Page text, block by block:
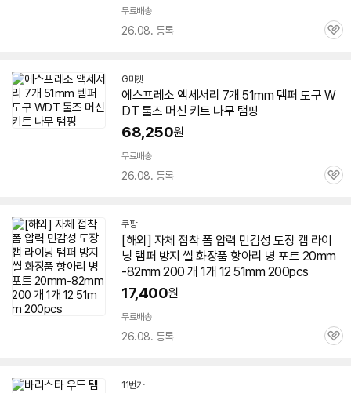
무료배송
26.08. 등록
관
G마켓
에스프레소 액세서리 7개 51mm 템퍼 도구 W
DT 툴즈 머신 키트 나무 탬핑
68,250원
무료배송
26.08. 등록
관
쿠팡
[해외] 자체 접착 폼 압력 민감성 도장 캡 라이
닝 탬퍼 방지 씰 화장품 항아리 병 포트 20mm
-82mm 200 개 1개 12 51mm 200pcs
17,400원
무료배송
26.08. 등록
관
11번가